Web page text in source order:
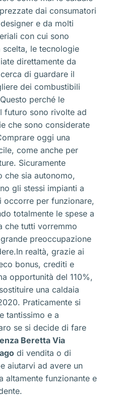
dai consumatori
e da molti
con cui sono
le tecnologie
direttamente da
di guardare il
dei combustibili
perché le
futuro sono rivolte ad
che sono considerate
oggi una
come anche per
Sicuramente
che sia autonomo,
gli stessi impianti a
occorre per funzionare,
totalmente le spese a
che tutti vorremmo
preoccupazione
realtà, grazie ai
bonus, crediti e
opportunità del 110%,
una caldaia
Praticamente si
tantissimo e a
se si decide di fare
Beretta Via
di vendita o di
aiutarvi ad avere un
altamente funzionante e